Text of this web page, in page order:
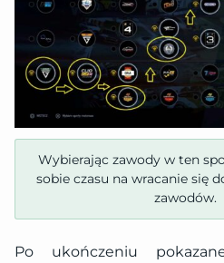
Wybierając zawody w ten
sobie czasu na wracanie się
zawodów.
Po ukończeniu